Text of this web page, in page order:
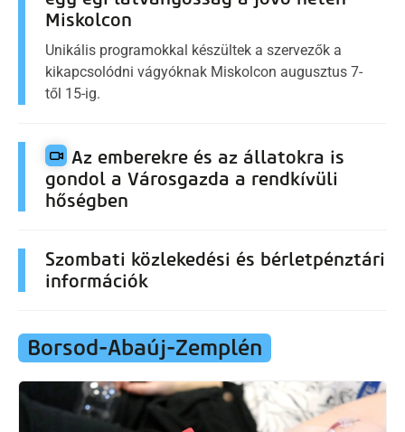
Miskolcon
Unikális programokkal készültek a szervezők a
kikapcsolódni vágyóknak Miskolcon augusztus 7-
től 15-ig.
Az emberekre és az állatokra is
gondol a Városgazda a rendkívüli
hőségben
Szombati közlekedési és bérletpénztári
információk
Borsod-Abaúj-Zemplén